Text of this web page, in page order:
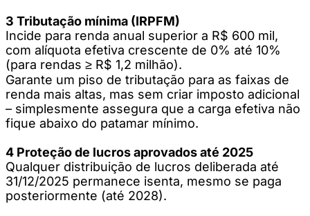
3 Tributação mínima (IRPFM)
Incide para renda anual superior a R$ 600 mil,
com alíquota efetiva crescente de 0% até 10%
(para rendas ≥ R$ 1,2 milhão).
Garante um piso de tributação para as faixas de
renda mais altas, mas sem criar imposto adicional
– simplesmente assegura que a carga efetiva não
fique abaixo do patamar mínimo.
4 Proteção de lucros aprovados até 2025
Qualquer distribuição de lucros deliberada até
31/12/2025 permanece isenta, mesmo se paga
posteriormente (até 2028).